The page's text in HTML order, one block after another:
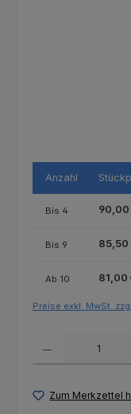
Anzahl
Bis 4 90,00
Bis 9 85,50
Ab 10 81,00
Preise exkl. MwSt.
Zum Merkzettel